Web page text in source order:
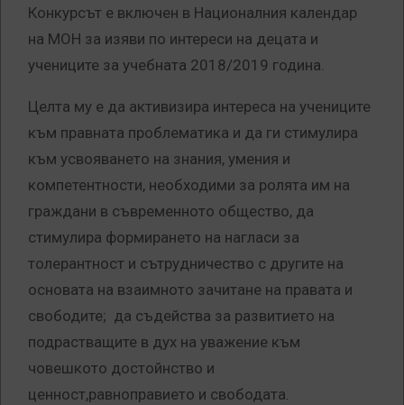
Конкурсът е включен в Националния календар
на МОН за изяви по интереси на децата и
учениците за учебната 2018/2019 година.
Целта му е да активизира интереса на учениците
към правната проблематика и да ги стимулира
към усвояването на знания, умения и
компетентности, необходими за ролята им на
граждани в съвременното общество, да
стимулира формирането на нагласи за
толерантност и сътрудничество с другите на
основата на взаимното зачитане на правата и
свободите; да съдейства за развитието на
подрастващите в дух на уважение към
човешкото достойнство и
ценност,равноправието и свободата.